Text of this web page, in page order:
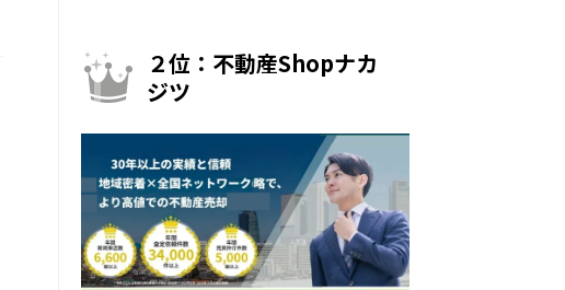
２位：不動産Shopナカ
ジツ